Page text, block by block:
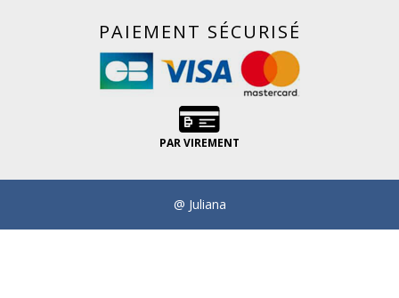
PAIEMENT SÉCURISÉ
PAR VIREMENT
@ Juliana